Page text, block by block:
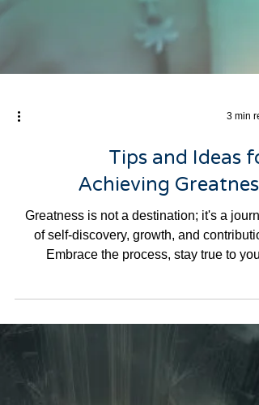
Tips and Ideas
Achieving
Greatness is not a destination; it's a
of self-discovery, growth, and